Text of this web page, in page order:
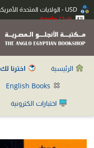
Anglo Club
الرئيسية اخترنا لك
اختبارات الكترونية